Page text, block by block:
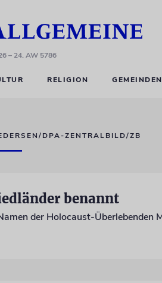
– 24. AW 5786
RELIGION GEMEINDEN
DPA-ZENTRALBILD/ZB
benannt